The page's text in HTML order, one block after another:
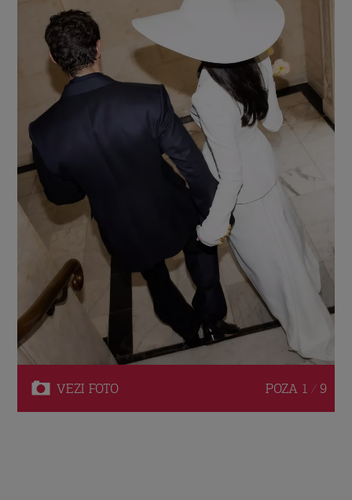
VEZI FOTO POZA 1 / 9